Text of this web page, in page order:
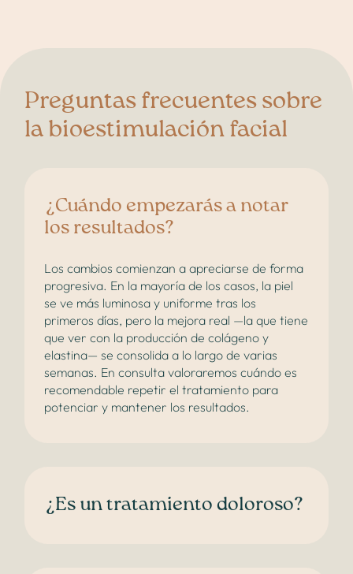
Preguntas frecuentes sobre
la bioestimulación facial
¿Cuándo empezarás a notar
los resultados?
Los cambios comienzan a apreciarse de forma
progresiva. En la mayoría de los casos, la piel
se ve más luminosa y uniforme tras los
primeros días, pero la mejora real —la que tiene
que ver con la producción de colágeno y
elastina— se consolida a lo largo de varias
semanas. En consulta valoraremos cuándo es
recomendable repetir el tratamiento para
potenciar y mantener los resultados.
¿Es un tratamiento doloroso?